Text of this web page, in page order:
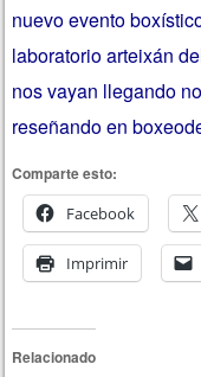
nuevo evento
laboratorio arteixán
nos vayan llegando
reseñando en
Comparte esto:
Facebook
Imprimir
Relacionado